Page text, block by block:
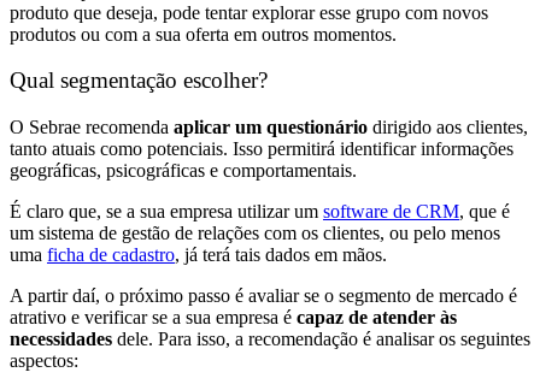
produto que deseja, pode tentar explorar esse grupo com novos
produtos ou com a sua oferta em outros momentos.
Qual segmentação escolher?
O Sebrae recomenda aplicar um questionário dirigido aos clientes,
tanto atuais como potenciais. Isso permitirá identificar informações
geográficas, psicográficas e comportamentais.
É claro que, se a sua empresa utilizar um software de CRM, que é
um sistema de gestão de relações com os clientes, ou pelo menos
uma ficha de cadastro, já terá tais dados em mãos.
A partir daí, o próximo passo é avaliar se o segmento de mercado é
atrativo e verificar se a sua empresa é capaz de atender às
necessidades dele. Para isso, a recomendação é analisar os seguintes
aspectos: